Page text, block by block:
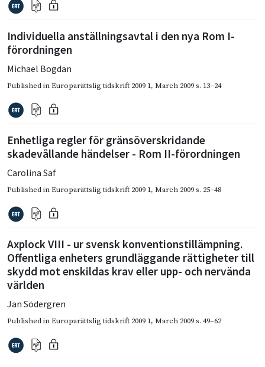
Individuella anställningsavtal i den nya Rom I-
förordningen
Michael Bogdan
Published inEuroparättslig tidskrift 2009 1, March 2009s. 13–24
Enhetliga regler för gränsöverskridande
skadevållande händelser - Rom II-förordningen
Carolina Saf
Published inEuroparättslig tidskrift 2009 1, March 2009s. 25–48
Axplock VIII - ur svensk konventionstillämpning.
Offentliga enheters grundläggande rättigheter till
skydd mot enskildas krav eller upp- och nervända
världen
Jan Södergren
Published inEuroparättslig tidskrift 2009 1, March 2009s. 49–62